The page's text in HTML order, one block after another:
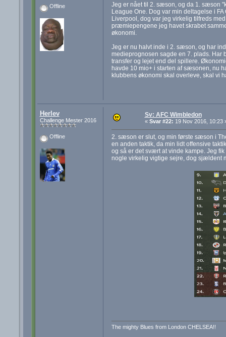
Offline
Jeg er nået til 2. sæson, og da 1. sæson
League One. Dog var min deltagelse i
Liverpool, dog var jeg virkelig tilfreds
præmiepengene jeg havet skrabet
økonomi.
Jeg er nu halvt inde i 2. sæson, og har
medieprognosen sagde en 7. plads. Har
transfer og lejet end del spillere.
havde 10 mio+ i starten af sæsonen, nu
klubbens økonomi skal overleve, skal vi
Herlev
Challenge Mester 2016
Offline
Sv: AFC Wimbledon
« Svar #22: 19 Nov 2016, 10:23
2. sæson er slut, og min første sæson i
en anden taktik, da min lidt offensive
og så er det svært at vinde kampe. Jeg
nogle virkelig vigtige sejre, dog sjældent
The mighty Blues from London CHELSEA!!